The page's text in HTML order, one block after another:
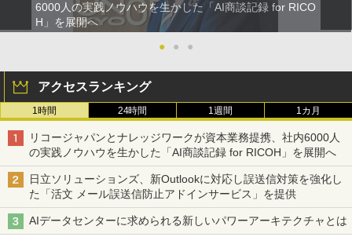
6000人の実践ノウハウを生かした「AI商談記録 for RICO
H」を展開へ
●
● ●
アクセスランキング
1時間 24時間 1週間 1カ月
リコージャパンとナレッジワークが資本業務提携、社内6000人
の実践ノウハウを生かした「AI商談記録 for RICOH」を展開へ
日立ソリューションズ、新Outlookに対応し誤送信対策を強化し
た「活文 メール誤送信防止アドインサービス」を提供
AIデータセンターに求められる新しいパワーアーキテクチャとは